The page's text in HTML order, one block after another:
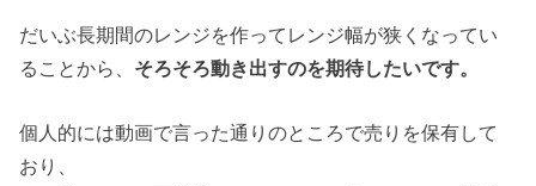
だいぶ長期間のレンジを作ってレンジ幅が狭くなってい
ることから、 そろそろ動き出すのを期待したいです。
個人的には動画で言った通りのところで売りを保有して
おり、